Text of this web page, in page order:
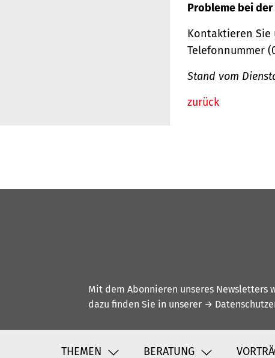
Probleme bei
Kontaktieren Sie
Telefonnummer
Stand vom
zurück
Mit dem Abonnieren unseres Newsletters
dazu finden Sie in unserer →
THEMEN BERATUNG